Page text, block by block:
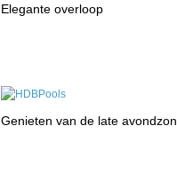
Elegante overloop
Genieten van de late avondzon